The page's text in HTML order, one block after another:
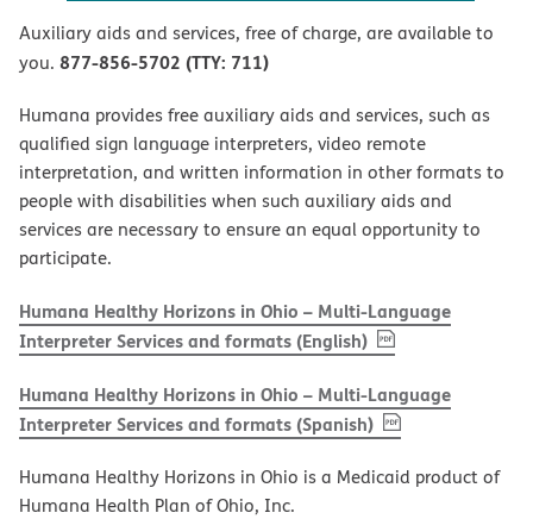
Auxiliary aids and services, free of charge, are available to
you. 877-856-5702 (TTY: 711)
Humana provides free auxiliary aids and services, such as
qualified sign language interpreters, video remote
interpretation, and written information in other formats to
people with disabilities when such auxiliary aids and
services are necessary to ensure an equal opportunity to
participate.
Humana Healthy Horizons in Ohio – Multi-Language
Interpreter Services and formats (English), PDF(opens in new
Humana Healthy Horizons in Ohio – Multi-Language
Interpreter Services and formats (Spanish), PDF(opens in new
Humana Healthy Horizons in Ohio is a Medicaid product of
Humana Health Plan of Ohio, Inc.